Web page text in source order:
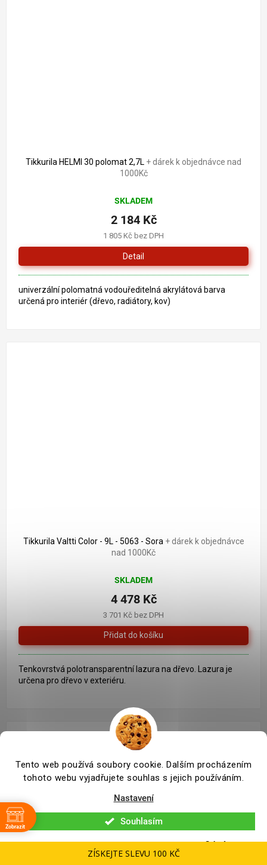
Tento web používá soubory cookie. Dalším procházením
tohoto webu vyjadřujete souhlas s jejich používáním.
Nastavení
Odmítnout
Souhlasím
Tikkurila HELMI 30 polomat 2,7L + dárek k objednávce nad
1000Kč
SKLADEM
1 805 Kč bez DPH
2 184 Kč
Detail
univerzální polomatná vodouředitelná akrylátová barva
určená pro interiér (dřevo, radiátory, kov)
Tikkurila Valtti Color - 9L - 5063 - Sora + dárek k objednávce
nad 1000Kč
SKLADEM
3 701 Kč bez DPH
4 478 Kč
Tenkovrstvá polotransparentní lazura na dřevo. Lazura je
určena pro dřevo v exteriéru.
Zobrazit
ZÍSKEJTE SLEVU 100 KČ